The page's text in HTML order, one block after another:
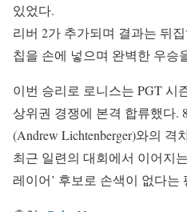
있었다.
리버 2가 추가되며 결과는 뒤
칩을 손에 넣으며 완벽한 우승
이번 승리로 로니스는 PGT 시
상위권 경쟁에 본격 합류했다.
(Andrew Lichtenberger)와의 격
최근 일련의 대회에서 이어지
레이어’ 후보로 손색이 없다는